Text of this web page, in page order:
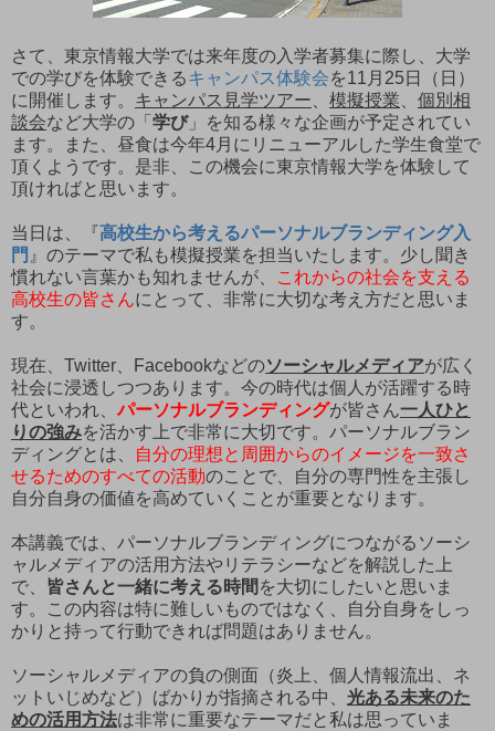
さて、東京情報大学では来年度の入学者募集に際し、大学
での学びを体験できるキャンパス体験会を11月25日（日）
に開催します。 キャンパス見学ツアー 模擬授業
個別相
談会など大学の「 学び」を知る様々な企画が予定されてい
ます。また、昼食は今年4月にリニューアルした学生食堂で
頂くようです。是非、この機会に東京情報大学を体験して
頂ければと思います。
当日は、『高校生から考えるパーソナルブランディング入
門 』のテーマで私も模擬授業を担当いたします。少し聞き
慣れない言葉かも知れませんが、
これからの社会を支える
高校生の皆さんにとって、非常に大切な考え方だと思いま
す。
現在、Twitter、Facebookなどのソーシャルメディアが広く
社会に浸透しつつあります。今の時代は個人が活躍する時
代といわれ、 パーソナルブランディングが皆さん一人ひと
りの強みを活かす上で非常に大切です。パーソナルブラン
ディングとは、
自分の理想と周囲からのイメージを一致さ
せるためのすべての活動のことで、自分の専門性を主張し
自分自身の価値を高めていくことが重要となります。
本講義では、パーソナルブランディングにつながるソーシ
ャルメディアの活用方法やリテラシーなどを解説した上
で、 皆さんと一緒に考える時間 を大切にしたいと思いま
す。この内容は特に難しいものではなく、自分自身をしっ
かりと持って行動できれば問題はありません。
ソーシャルメディアの負の側面（炎上、個人情報流出、ネ
ットいじめなど）ばかりが指摘される中、 光ある未来のた
めの活用方法は非常に重要なテーマだと私は思っていま